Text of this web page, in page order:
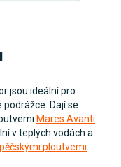
jsou ideální pro
Dají se
Mares Avanti
v teplých vodách a
ploutvemi